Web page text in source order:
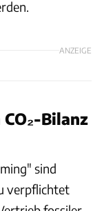
ANZEIGE
Bilanz
sind
verpflichtet